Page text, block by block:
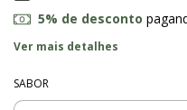
5% de desconto
Ver mais detalhes
SABOR